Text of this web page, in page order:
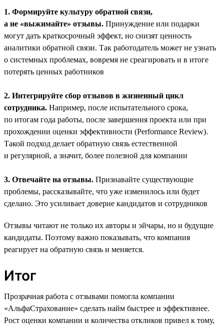
1. Формируйте культуру обратной связи,
а не «выжимайте» отзывы. Принуждение или подарки
могут дать краткосрочный эффект, но снизят ценность
аналитики обратной связи. Так работодатель может не узнать
о системных проблемах, вовремя не среагировать и в итоге
потерять ценных работников
2. Интегрируйте сбор отзывов в жизненный цикл
сотрудника. Например, после испытательного срока,
по итогам года работы, после завершения проекта или при
прохождении оценки эффективности (Performance Review).
Такой подход делает обратную связь естественной
и регулярной, а значит, более полезной для компании
3. Отвечайте на отзывы. Признавайте существующие
проблемы, рассказывайте, что уже изменилось или будет
сделано. Это усиливает доверие кандидатов и сотрудников
Отзывы читают не только их авторы и эйчары, но и будущие
кандидаты. Поэтому важно показывать, что компания
реагирует на обратную связь и меняется.
Итог
Прозрачная работа с отзывами помогла компании
«АльфаСтрахование» сделать найм быстрее и эффективнее.
Рост оценки компании и количества откликов привел к тому,